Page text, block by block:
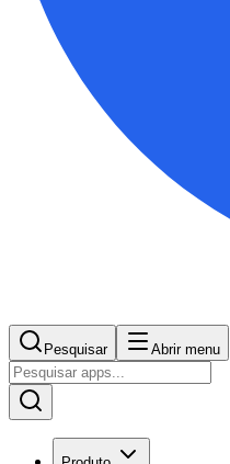
Pesquisar Abrir menu